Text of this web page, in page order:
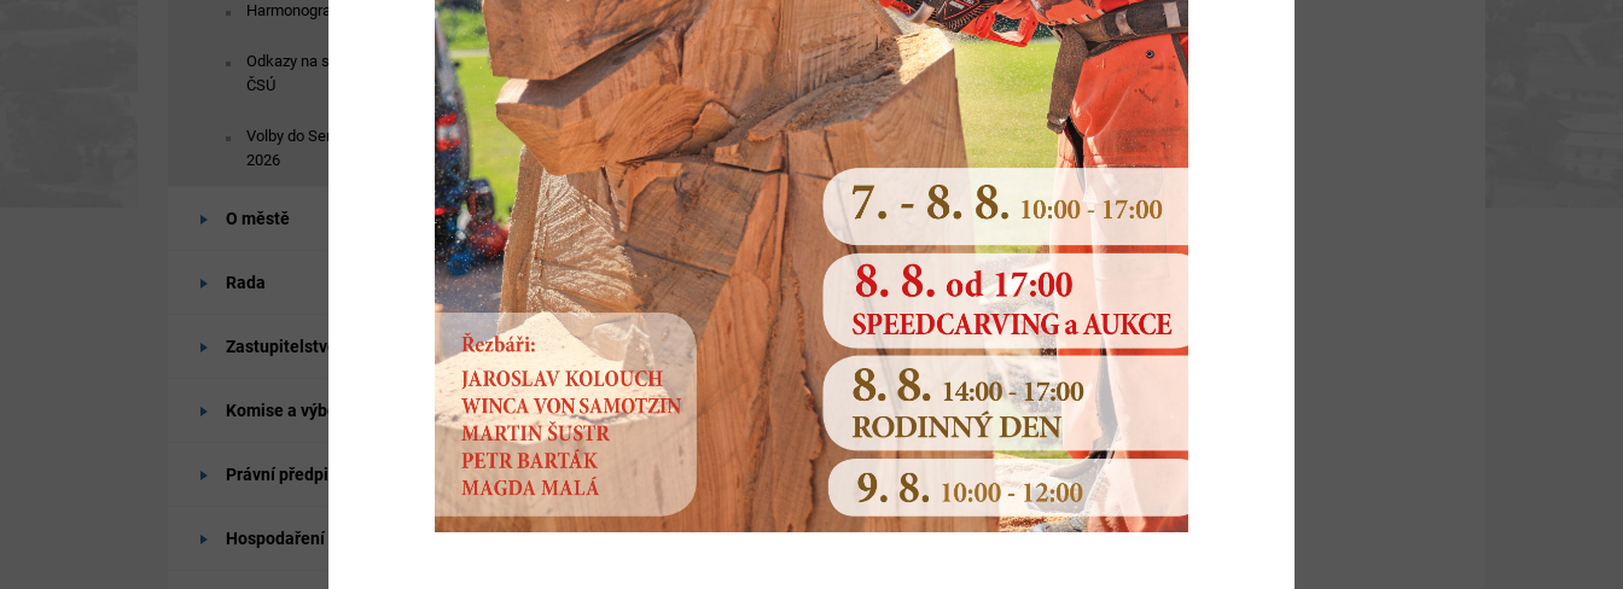
Harmonogram úkolů a lhůt
Odkazy na stránky MV ČR a
ČSÚ
Volby do Senátu Parlamentu ČR
2026
O městě
Rada
Zastupitelstvo
Komise a výbory
Právní předpisy
Hospodaření města